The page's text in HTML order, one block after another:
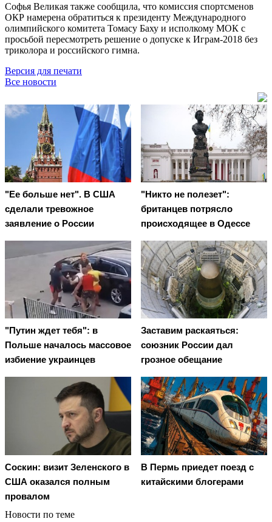
Софья Великая также сообщила, что комиссия спортсменов
ОКР намерена обратиться к президенту Международного
олимпийского комитета Томасу Баху и исполкому МОК с
просьбой пересмотреть решение о допуске к Играм-2018 без
триколора и российского гимна.
Версия для печати
Все новости
"Ее больше нет". В США
сделали тревожное
заявление о России
"Никто не полезет":
британцев потрясло
происходящее в Одессе
"Путин ждет тебя": в
Польше началось массовое
избиение украинцев
Заставим раскаяться:
союзник России дал
грозное обещание
Соскин: визит Зеленского в
США оказался полным
провалом
В Пермь приедет поезд с
китайскими блогерами
Новости по теме